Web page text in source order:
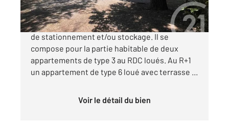
Immeuble de rapport à usage d'habitation et
de stationnement et/ou stockage. Il se
compose pour la partie habitable de deux
appartements de type 3 au RDC loués. Au R+1
un appartement de type 6 loué avec terrasse ...
Voir le détail du bien